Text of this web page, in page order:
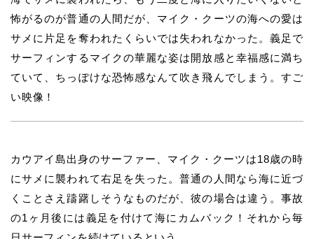
怖がるのが普通の人間だが、マイク・クーツの海への愛は
サメに片足を奪われたくらいでは失われなかった。義足で
サーフィンするマイクの華麗な姿は開放感と幸福感に満ち
ていて、ちっぽけな恐怖感なんて吹き飛んでしまう。すご
い映像！
カウアイ島出身のサーファー、マイク・クーツは18歳の時
にサメに襲われて右足を失った。普通の人間なら海に近づ
くことさえ躊躇しそうなものだが、彼の場合は違う。事故
の1ヶ月後には義足を付けて海にカムバック！それから毎